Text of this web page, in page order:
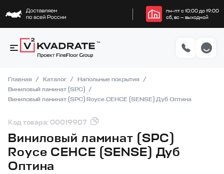
пн–пт с 10:00 до 19:00
сб, вс — выходной
Главная Каталог
Напольные покрытия
Виниловый ламинат (SPC)
Виниловый ламинат (SPC) Royce СЕНСЕ (SENSE) Дуб Оптина
Код товара: 00019907
Виниловый ламинат (SPC)
Royce СЕНСЕ (SENSE) Дуб
Оптина